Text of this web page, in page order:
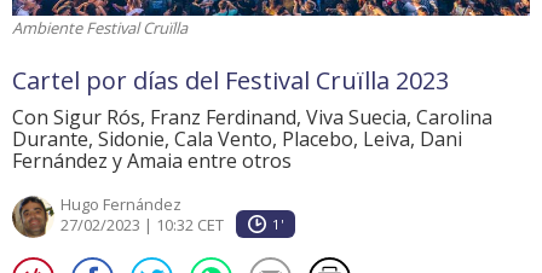
Ambiente Festival Cruïlla
Cartel por días del Festival Cruïlla 2023
Con Sigur Rós, Franz Ferdinand, Viva Suecia, Carolina
Durante, Sidonie, Cala Vento, Placebo, Leiva, Dani
Fernández y Amaia entre otros
Hugo Fernández
27/02/2023 | 10:32 CET
1'